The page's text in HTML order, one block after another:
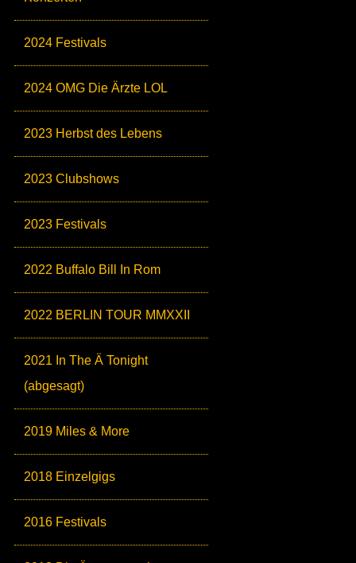
2024 Festivals
2024 OMG Die Ärzte LOL
2023 Herbst des Lebens
2023 Clubshows
2023 Festivals
2022 Buffalo Bill In Rom
2022 BERLIN TOUR MMXXII
2021 In The Ä Tonight
(abgesagt)
2019 Miles & More
2018 Einzelgigs
2016 Festivals